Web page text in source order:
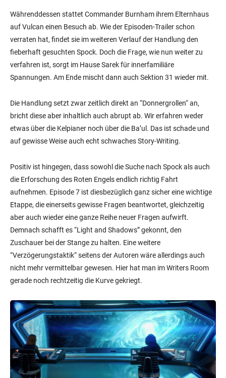
Währenddessen stattet Commander Burnham ihrem Elternhaus
auf Vulcan einen Besuch ab. Wie der Episoden-Trailer schon
verraten hat, findet sie im weiteren Verlauf der Handlung den
fieberhaft gesuchten Spock. Doch die Frage, wie nun weiter zu
verfahren ist, sorgt im Hause Sarek für innerfamiliäre
Spannungen. Am Ende mischt dann auch Sektion 31 wieder mit.
Die Handlung setzt zwar zeitlich direkt an “Donnergrollen“ an,
bricht diese aber inhaltlich auch abrupt ab. Wir erfahren weder
etwas über die Kelpianer noch über die Ba’ul. Das ist schade und
auf gewisse Weise auch echt schwaches Story-Writing.
Positiv ist hingegen, dass sowohl die Suche nach Spock als auch
die Erforschung des Roten Engels endlich richtig Fahrt
aufnehmen. Episode 7 ist diesbezüglich ganz sicher eine wichtige
Etappe, die einerseits gewisse Fragen beantwortet, gleichzeitig
aber auch wieder eine ganze Reihe neuer Fragen aufwirft.
Demnach schafft es “Light and Shadows” gekonnt, den
Zuschauer bei der Stange zu halten. Eine weitere
“Verzögerungstaktik“ seitens der Autoren wäre allerdings auch
nicht mehr vermittelbar gewesen. Hier hat man im Writers Room
gerade noch rechtzeitig die Kurve gekriegt.